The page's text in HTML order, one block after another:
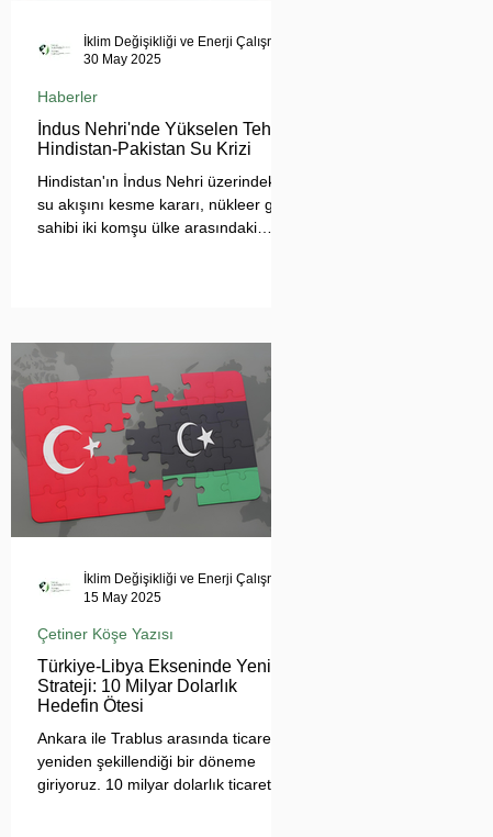
İndus Nehri'nde Yükselen Tehdit:
Hindistan-Pakistan Su Krizi
Hindistan'ın İndus Nehri üzerindeki
su akışını kesme kararı, nükleer güç
sahibi iki komşu ülke arasındaki
suyu teminini ve enerji güvenliğini
tehdit ediyor. Uzmanlar, suyun
çatışma değil, işbirliği aracı olması
gerektiğini vurgularken, krizin
bölgesel barışı ve çevresel güvenliği
tehdit ettiğine dikkat çekiyor.
Haberler
30 May 2025
Türkiye-Libya Ekseninde Yeni
Strateji: 10 Milyar Dolarlık
Hedefin Ötesi
Ankara ile Trablus arasında ticaretin
yeniden şekillendiği bir döneme
giriyoruz. 10 milyar dolarlık ticaret
Çetiner Köşe Yazısı
15 May 2025